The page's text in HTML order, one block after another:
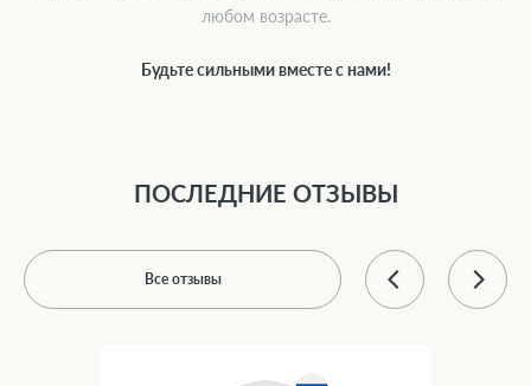
любом возрасте.
Будьте сильными вместе с нами!
ПОСЛЕДНИЕ ОТЗЫВЫ
Все отзывы